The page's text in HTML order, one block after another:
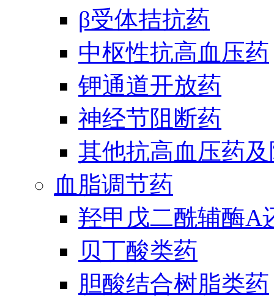
β受体拮抗药
中枢性抗高血压药
钾通道开放药
神经节阻断药
其他抗高血压药
血脂调节药
羟甲戊二酰辅酶A
贝丁酸类药
胆酸结合树脂类药